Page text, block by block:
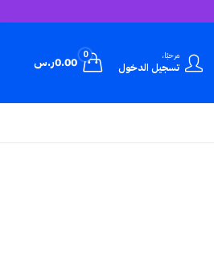
مرحبًا،
تسجيل الدخول
0
0.00ر.س